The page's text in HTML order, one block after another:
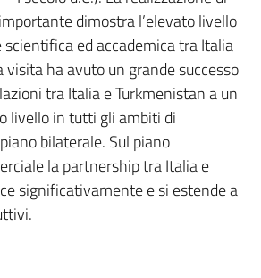
dimostra l’elevato livello
scientifica ed accademica tra Italia
visita ha avuto un grande successo
tra Italia e Turkmenistan a un
livello in tutti gli ambiti di
bilaterale. Sul piano
la partnership tra Italia e
significativamente e si estende a